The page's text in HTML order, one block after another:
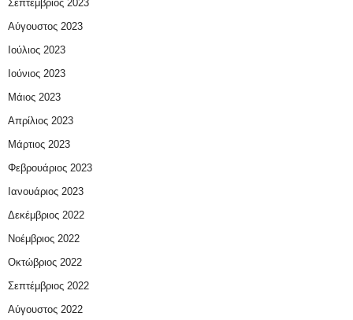
Σεπτέμβριος 2023
Αύγουστος 2023
Ιούλιος 2023
Ιούνιος 2023
Μάιος 2023
Απρίλιος 2023
Μάρτιος 2023
Φεβρουάριος 2023
Ιανουάριος 2023
Δεκέμβριος 2022
Νοέμβριος 2022
Οκτώβριος 2022
Σεπτέμβριος 2022
Αύγουστος 2022